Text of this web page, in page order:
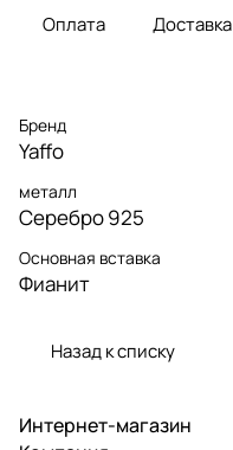
Оплата Доставка
Бренд
Yaffo
металл
Серебро 925
Основная вставка
Фианит
Назад к списку
Интернет-магазин